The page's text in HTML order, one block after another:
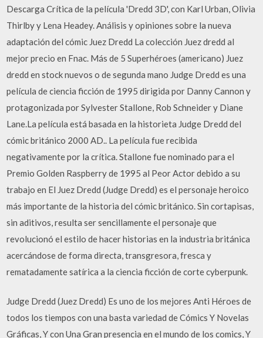
Descarga Crítica de la película 'Dredd 3D', con Karl Urban, Olivia
Thirlby y Lena Headey. Análisis y opiniones sobre la nueva
adaptación del cómic Juez Dredd La colección Juez dredd al
mejor precio en Fnac. Más de 5 Superhéroes (americano) Juez
dredd en stock nuevos o de segunda mano Judge Dredd es una
película de ciencia ficción de 1995 dirigida por Danny Cannon y
protagonizada por Sylvester Stallone, Rob Schneider y Diane
Lane.La película está basada en la historieta Judge Dredd del
cómic británico 2000 AD.. La película fue recibida
negativamente por la crítica. Stallone fue nominado para el
Premio Golden Raspberry de 1995 al Peor Actor debido a su
trabajo en El Juez Dredd (Judge Dredd) es el personaje heroico
más importante de la historia del cómic británico. Sin cortapisas,
sin aditivos, resulta ser sencillamente el personaje que
revolucionó el estilo de hacer historias en la industria británica
acercándose de forma directa, transgresora, fresca y
rematadamente satírica a la ciencia ficción de corte cyberpunk.
Judge Dredd (Juez Dredd) Es uno de los mejores Anti Héroes de
todos los tiempos con una basta variedad de Cómics Y Novelas
Gráficas, Y con Una Gran presencia en el mundo de los comics, Y